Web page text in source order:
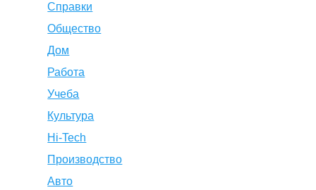
Справки
Общество
Дом
Работа
Учеба
Культура
Hi-Tech
Производство
Авто